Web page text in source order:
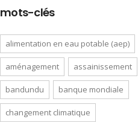
mots-clés
alimentation en eau potable (aep)
aménagement assainissement
bandundu banque mondiale
changement climatique